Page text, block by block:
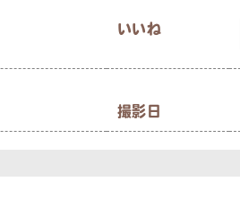
いいね
撮影日